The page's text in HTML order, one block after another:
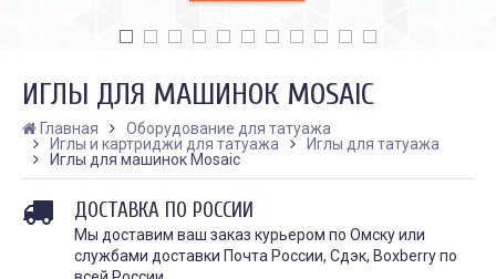
КАК ПРАВИЛЬНО И ДЛЯ ЧЕГО
ДЕЛАТЬ КАРБОНОВЫЙ ПИЛИНГ
Дата:28.02.2024
Карбоновый пилинг – это
инновационная
КАК ПРАВИЛЬНО
Дата:31.01.2024
Татуировки - это
ИГЛЫ ДЛЯ МАШИНОК MOSAIC
Главная
Оборудование для татуажа
Иглы и картриджи для татуажа
Иглы для татуажа
Иглы для машинок Mosaic
ДОСТАВКА ПО РОССИИ
Мы доставим ваш заказ курьером по Омску или
службами доставки Почта России, Сдэк, Boxberry по